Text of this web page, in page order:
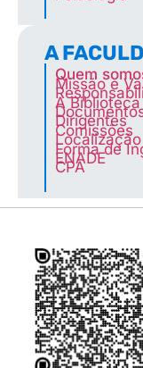
A
Quem
Missão e
A Biblioteca
Dirigentes
Comissões
Localização
Forma de
ENADE
CPA